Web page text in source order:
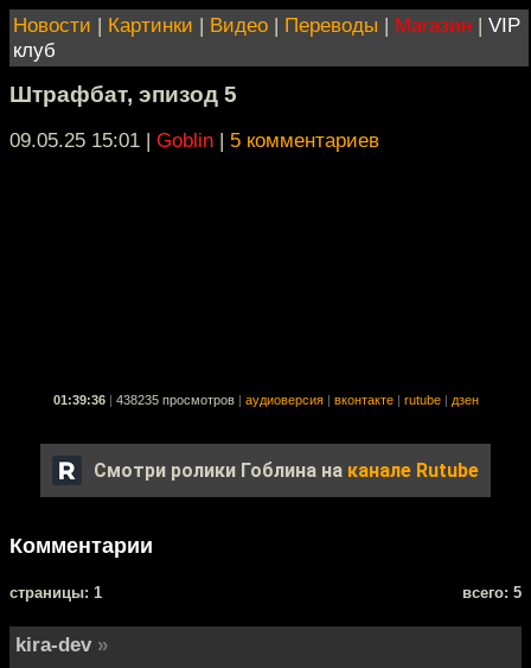
Новости | Картинки | Видео | Переводы | Магазин | VIP
клуб
Штрафбат, эпизод 5
09.05.25 15:01 | Goblin | 5 комментариев
01:39:36 438235 просмотров аудиоверсия вконтакте rutube дзен
Смотри ролики Гоблина на канале Rutube
Комментарии
cтраницы: 1 всего: 5
kira-dev »